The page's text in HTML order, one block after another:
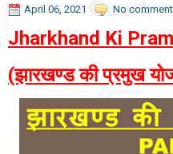
April 06, 2021 No
Jharkhand Ki
(झारखण्ड की प्रमुख